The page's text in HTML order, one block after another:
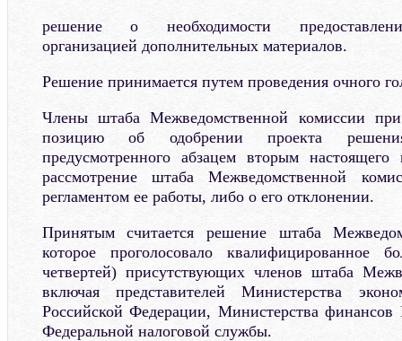
решение о необходимости
организацией дополнительных материалов.
Решение принимается путем проведения очного
Члены штаба Межведомственной комиссии
позицию об одобрении проекта
предусмотренного абзацем вторым
рассмотрение штаба Межведомственной
регламентом ее работы, либо о его отклонении.
Принятым считается решение штаба
которое проголосовало квалифицированное
четвертей) присутствующих членов штаба
включая представителей Министерства
Российской Федерации, Министерства
Федеральной налоговой службы.